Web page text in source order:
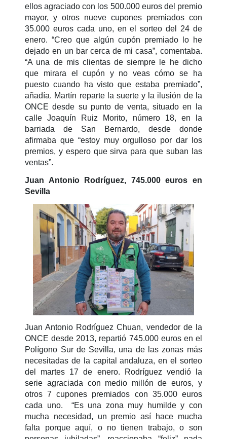
ellos agraciado con los 500.000 euros del premio
mayor, y otros nueve cupones premiados con
35.000 euros cada uno, en el sorteo del 24 de
enero. “Creo que algún cupón premiado lo he
dejado en un bar cerca de mi casa”, comentaba.
“A una de mis clientas de siempre le he dicho
que mirara el cupón y no veas cómo se ha
puesto cuando ha visto que estaba premiado”,
añadía. Martín reparte la suerte y la ilusión de la
ONCE desde su punto de venta, situado en la
calle Joaquín Ruiz Morito, número 18, en la
barriada de San Bernardo, desde donde
afirmaba que “estoy muy orgulloso por dar los
premios, y espero que sirva para que suban las
ventas”.
Juan Antonio Rodríguez, 745.000 euros en
Sevilla
Juan Antonio Rodríguez Chuan, vendedor de la
ONCE desde 2013, repartió 745.000 euros en el
Polígono Sur de Sevilla, una de las zonas más
necesitadas de la capital andaluza, en el sorteo
del martes 17 de enero. Rodríguez vendió la
serie agraciada con medio millón de euros, y
otros 7 cupones premiados con 35.000 euros
cada uno. “Es una zona muy humilde y con
mucha necesidad, un premio así hace mucha
falta porque aquí, o no tienen trabajo, o son